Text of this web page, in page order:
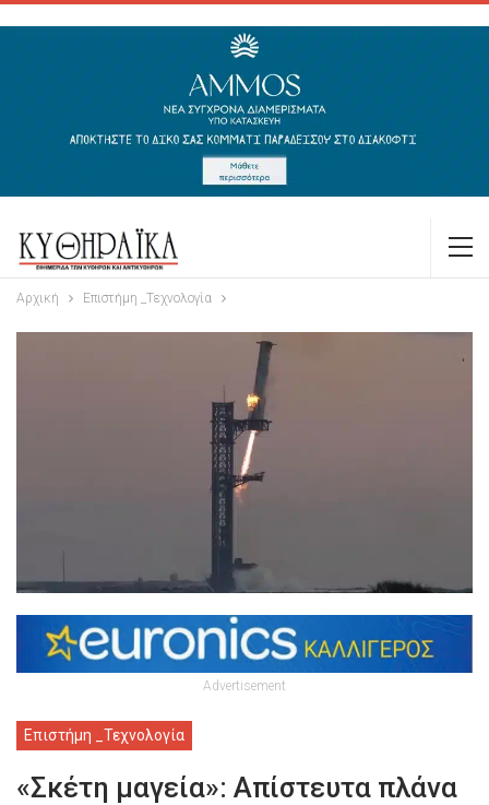
Αρχική Επιστήμη _Τεχνολογία
Advertisement
Επιστήμη _Τεχνολογία
«Σκέτη μαγεία»: Aπίστευτα πλάνα